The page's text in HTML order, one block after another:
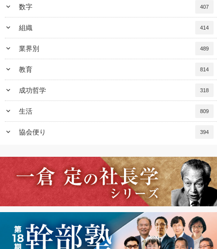
keyboard_arrow_down 数字 407
keyboard_arrow_down 組織 414
keyboard_arrow_down 業界別 489
keyboard_arrow_down 教育 814
keyboard_arrow_down 成功哲学 318
keyboard_arrow_down 生活 809
keyboard_arrow_down 協会便り 394